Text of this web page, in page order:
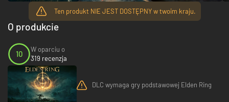
Ten produkt NIE JEST DOSTĘPNY w twoim kraju.
O produkcie
10
W oparciu o
319 recenzja
DLC wymaga gry podstawowej Elden Ring